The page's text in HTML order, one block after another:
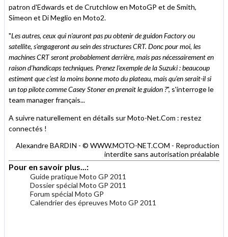
patron d'Edwards et de Crutchlow en MotoGP et de Smith,
Simeon et Di Meglio en Moto2.
"Les autres, ceux qui n'auront pas pu obtenir de guidon Factory ou
satellite, s'engageront au sein des structures CRT. Donc pour moi, les
machines CRT seront probablement derrière, mais pas nécessairement en
raison d'handicaps techniques. Prenez l'exemple de la Suzuki : beaucoup
estiment que c'est la moins bonne moto du plateau, mais qu'en serait-il si
un top pilote comme Casey Stoner en prenait le guidon ?", s'interroge le
team manager français...
A suivre naturellement en détails sur Moto-Net.Com : restez
connectés !
Alexandre BARDIN - © WWW.MOTO-NET.COM - Reproduction
interdite sans autorisation préalable
Pour en savoir plus...:
Guide pratique Moto GP 2011
Dossier spécial Moto GP 2011
Forum spécial Moto GP
Calendrier des épreuves Moto GP 2011